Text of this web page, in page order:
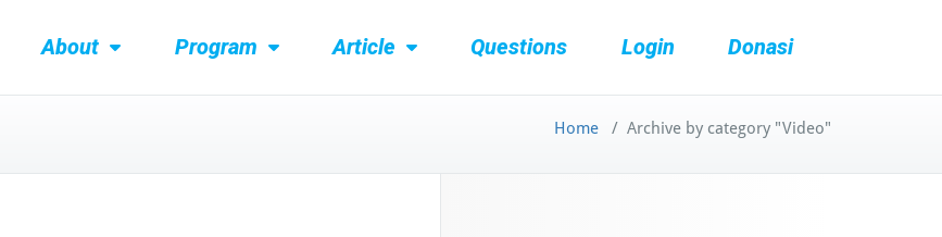
About Program Article Questions Login Donasi
Home / Archive by category "Video"